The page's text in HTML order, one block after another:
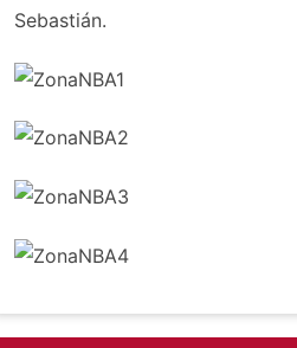
Sebastián.